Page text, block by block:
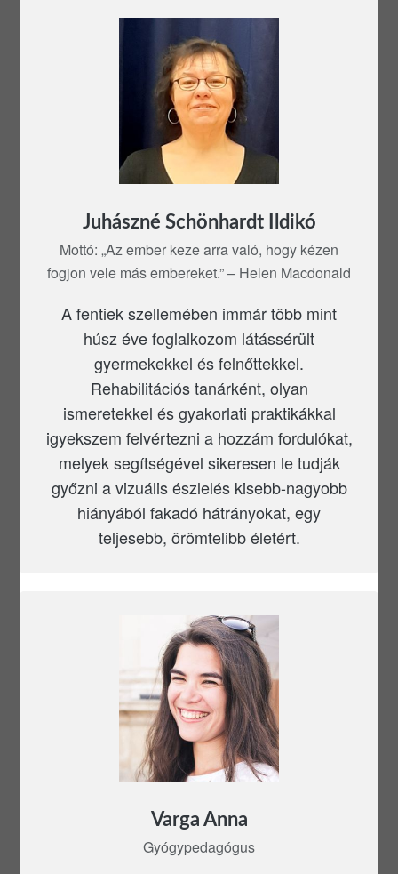
Juhászné Schönhardt Ildikó
Mottó: „Az ember keze arra való, hogy kézen
fogjon vele más embereket.” – Helen Macdonald
A fentiek szellemében immár több mint
húsz éve foglalkozom látássérült
gyermekekkel és felnőttekkel.
Rehabilitációs tanárként, olyan
ismeretekkel és gyakorlati praktikákkal
igyekszem felvértezni a hozzám fordulókat,
melyek segítségével sikeresen le tudják
győzni a vizuális észlelés kisebb-nagyobb
hiányából fakadó hátrányokat, egy
teljesebb, örömtelibb életért.
Varga Anna
Gyógypedagógus